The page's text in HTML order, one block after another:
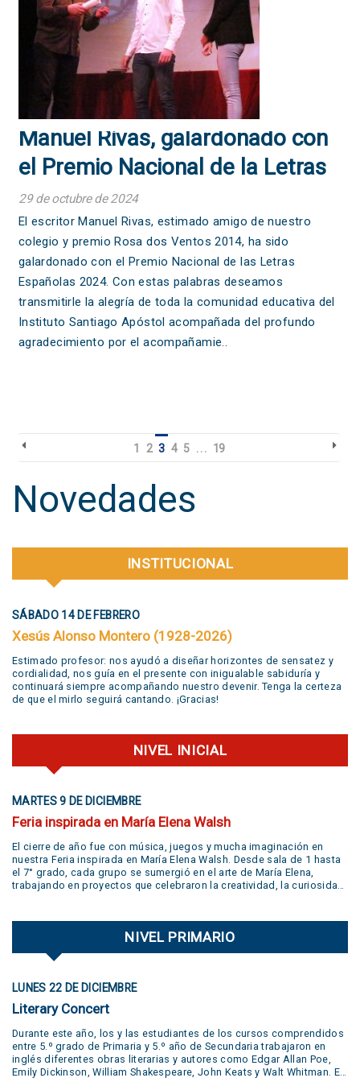
Manuel Rivas, galardonado con
el Premio Nacional de la Letras
Españolas 2024
29 de octubre de 2024
El escritor Manuel Rivas, estimado amigo de nuestro
colegio y premio Rosa dos Ventos 2014, ha sido
galardonado con el Premio Nacional de las Letras
Españolas 2024. Con estas palabras deseamos
transmitirle la alegría de toda la comunidad educativa del
Instituto Santiago Apóstol acompañada del profundo
agradecimiento por el acompañamie..
1 2 3 4 5 . . . 19
Novedades
INSTITUCIONAL
SÁBADO 14 DE FEBRERO
Xesús Alonso Montero (1928-2026)
Estimado profesor: nos ayudó a diseñar horizontes de sensatez y
cordialidad, nos guía en el presente con inigualable sabiduría y
continuará siempre acompañando nuestro devenir. Tenga la certeza
de que el mirlo seguirá cantando. ¡Gracias!
NIVEL INICIAL
MARTES 9 DE DICIEMBRE
Feria inspirada en María Elena Walsh
El cierre de año fue con música, juegos y mucha imaginación en
nuestra Feria inspirada en María Elena Walsh. Desde sala de 1 hasta
el 7° grado, cada grupo se sumergió en el arte de María Elena,
trabajando en proyectos que celebraron la creatividad, la curiosidad,
@jivers.swing por sumarse a cerrar la jornada con su música.
¡Gracias por el talento y la alegría que nos compartieron! VER VIDEO
NIVEL PRIMARIO
LUNES 22 DE DICIEMBRE
Literary Concert
Durante este año, los y las estudiantes de los cursos comprendidos
entre 5.º grado de Primaria y 5.º año de Secundaria trabajaron en
inglés diferentes obras literarias y autores como Edgar Allan Poe,
Emily Dickinson, William Shakespeare, John Keats y Walt Whitman. En